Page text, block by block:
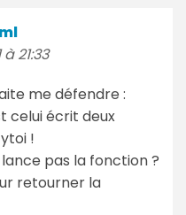
à 21:33
me défendre :
celui écrit deux
!
pas la fonction ?
retourner la